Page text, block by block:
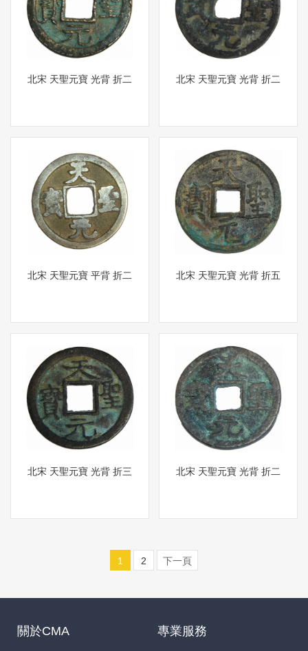
北宋 天聖元寶 光背 折二 北宋 天聖元寶 光背 折二
北宋 天聖元寶 平背 折二 北宋 天聖元寶 光背 折五
北宋 天聖元寶 光背 折三 北宋 天聖元寶 光背 折二
1 2 下一頁
關於CMA 專業服務